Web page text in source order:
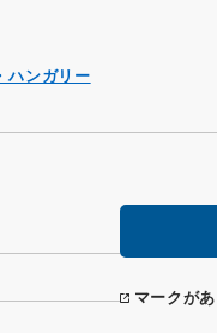
ハンガリー
マークが